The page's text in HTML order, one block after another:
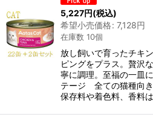
5,227円(税込)
希望小売価格: 7,128円
在庫数 10個
放し飼いで育ったチキ
ピングをプラス。贅沢
寧に調理。至福の一皿
テージ 全ての猫種向き
保存料や着色料、香料